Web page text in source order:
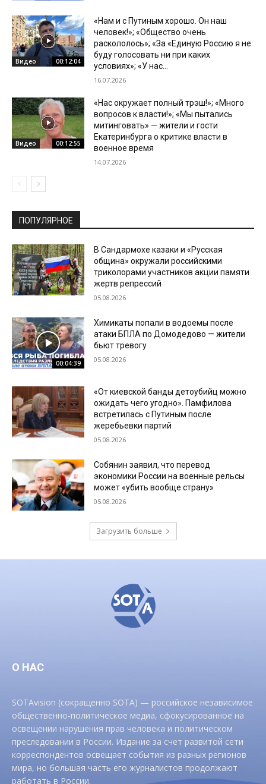
Видео 00:12:04
«Нам и с Путиным хорошо. Он наш
человек!»; «Общество очень
раскололось»; «За «Единую Россию я не
буду голосовать ни при каких
условиях»; «У нас...
16.07.2026
Видео 00:12:55
«Нас окружает полный трэш!»; «Много
вопросов к власти!»; «Мы пытались
митинговать» — жители и гости
Екатеринбурга о критике власти в
военное время
14.07.2026
ПОПУЛЯРНОЕ
В Сандармохе казаки и «Русская
община» окружали российскими
триколорами участников акции памяти
жертв репрессий
05.08.2026
00:04:39
Химикаты попали в водоемы после
атаки БПЛА по Домодедово — жители
бьют тревогу
05.08.2026
«От киевской банды детоубийц можно
ожидать чего угодно». Памфилова
встретилась с Путиным после
жеребьевки партий
05.08.2026
Собянин заявил, что перевод
экономики России на военные рельсы
может «убить вообще страну»
05.08.2026
Загрузить больше
О НАС
SOTAvision (сокращенно SOTA) — российское независимое
общественно-политическое медиа, сфокусированное на
освещении нарушения прав человека и политическом
преследовании в России. Издание за счет развитой сети
корреспондентов освещает события из разных регионов
мира, но большая часть его журналистов продолжают
работать в России.